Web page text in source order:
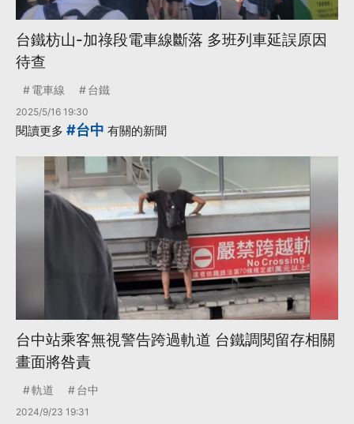
台鐵枋山-加祿段電車線斷落 多班列車延誤原因
待查
電車線 台鐵
2025/5/16 19:30
閱讀更多 #台中 有關的新聞
台中站乘客無視警告跨過軌道 台鐵調閱留存相關
畫面將咎責
軌道 台中
2024/9/23 19:31